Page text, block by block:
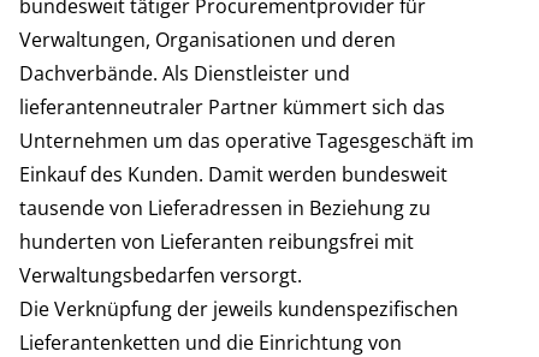
bundesweit tätiger Procurementprovider für
Verwaltungen, Organisationen und deren
Dachverbände. Als Dienstleister und
lieferantenneutraler Partner kümmert sich das
Unternehmen um das operative Tagesgeschäft im
Einkauf des Kunden. Damit werden bundesweit
tausende von Lieferadressen in Beziehung zu
hunderten von Lieferanten reibungsfrei mit
Verwaltungsbedarfen versorgt.
Die Verknüpfung der jeweils kundenspezifischen
Lieferantenketten und die Einrichtung von